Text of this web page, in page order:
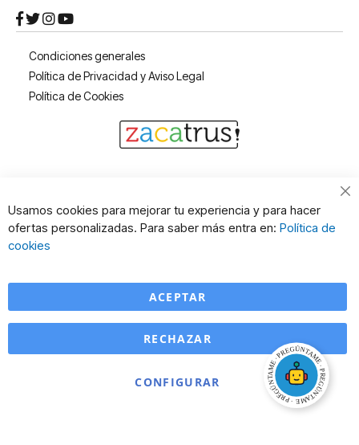
Condiciones generales
Política de Privacidad y Aviso Legal
Política de Cookies
Usamos cookies para mejorar tu experiencia y para hacer
ofertas personalizadas. Para saber más entra en: Política de
cookies
ACEPTAR
CONFIGURAR
RECHAZAR